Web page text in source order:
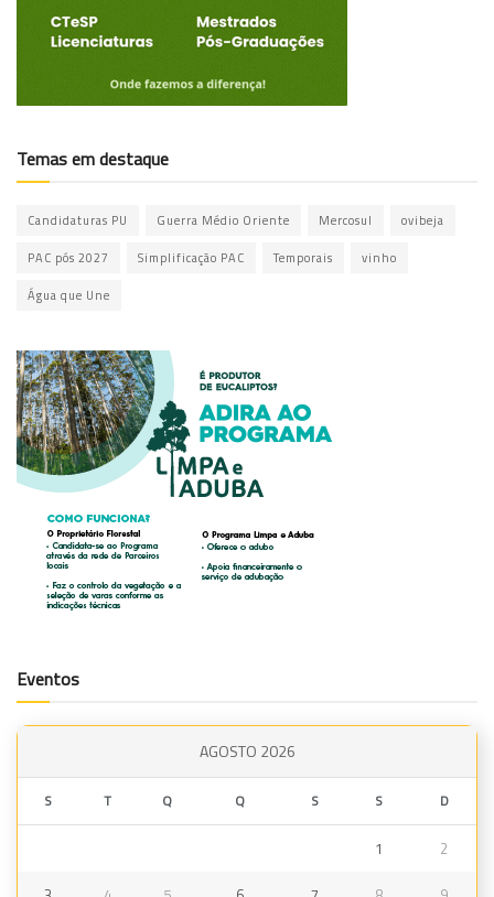
Temas em destaque
Candidaturas PU Guerra Médio Oriente Mercosul ovibeja
PAC pós 2027 Simplificação PAC Temporais vinho
Água que Une
Eventos
AGOSTO 2026
S T Q Q S S D
1 2